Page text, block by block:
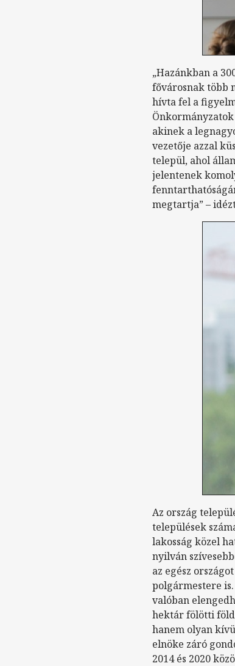
„Hazánkban a
fővárosnak több
hívta fel a
akinek a
vezetője azzal
települ, ahol
jelentenek
megtartja” –
Az ország
települések
lakosság közel
nyilván
az egész
polgármestere
valóban
hektár fölötti
hanem olyan
elnöke záró
2014 és 2020